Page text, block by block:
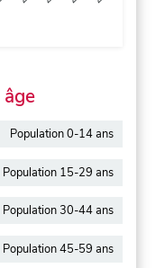
Population 0-14 ans
Population 15-29 ans
Population 30-44 ans
Population 45-59 ans